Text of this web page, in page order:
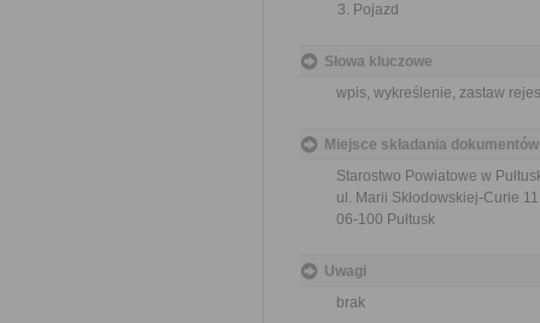
Pojazd
Słowa kluczowe
wpis, wykreślenie, zastaw
Miejsce składania dokumentów
Starostwo Powiatowe w
ul. Marii Skłodowskiej-Curie 11
06-100 Pułtusk
Uwagi
brak